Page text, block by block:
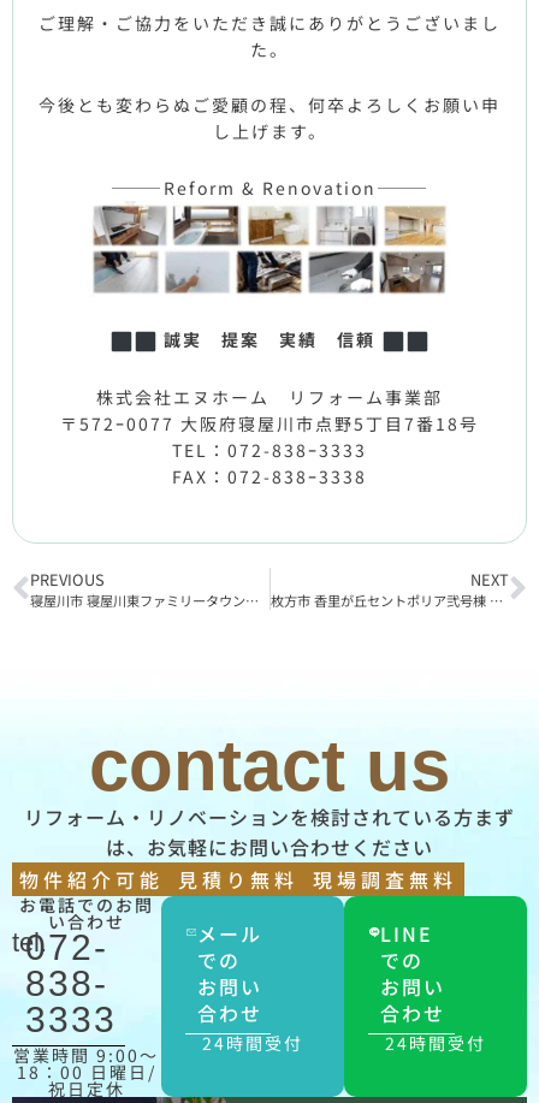
ご理解・ご協力をいただき誠にありがとうございまし
た。
今後とも変わらぬご愛顧の程、何卒よろしくお願い申
し上げます。
———Reform & Renovation———
誠実 提案 実績 信頼
株式会社エヌホーム リフォーム事業部
〒572ｰ0077 大阪府寝屋川市点野5丁目7番18号
TEL：072-838ｰ3333
FAX：072-838ｰ3338
PREVIOUS
寝屋川市 寝屋川東ファミリータウン北1番館 リフォーム工事完了
NEXT
枚方市 香里が丘セントポリア弐号棟 リフォーム工事着工
contact us
リフォーム・リノベーションを検討されている方まず
は、お気軽にお問い合わせください
物件紹介可能
見積り無料 現場調査無料
お電話でのお問
い合わせ
tel.
072-
838-
3333
営業時間 9:00〜
18：00 日曜日/
祝日定休
メール
での
お問い
合わせ
24時間受付
LINE
での
お問い
合わせ
24時間受付